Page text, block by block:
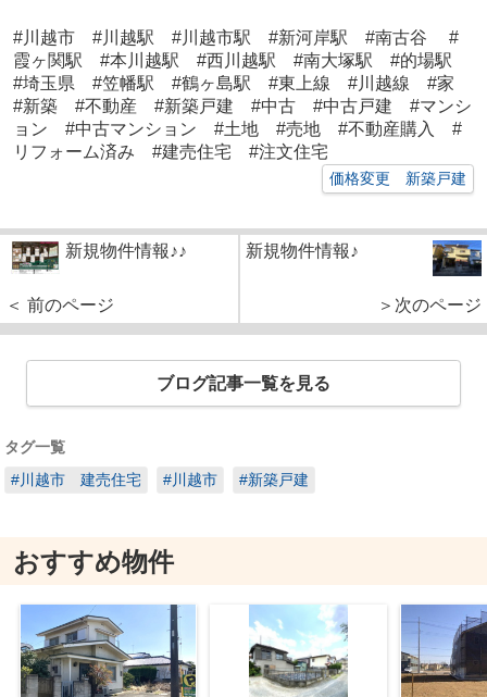
#川越市 #川越駅 #川越市駅 #新河岸駅 #南古谷 #
霞ヶ関駅 #本川越駅 #西川越駅 #南大塚駅 #的場駅
#埼玉県 #笠幡駅 #鶴ヶ島駅 #東上線 #川越線 #家
#新築 #不動産 #新築戸建 #中古 #中古戸建 #マンシ
ョン #中古マンション #土地 #売地 #不動産購入 #
リフォーム済み #建売住宅 #注文住宅
価格変更 新築戸建
新規物件情報♪♪
＜ 前のページ
新規物件情報♪
＞次のページ
ブログ記事一覧を見る
タグ一覧
#川越市 建売住宅
#川越市 #新築戸建
おすすめ物件